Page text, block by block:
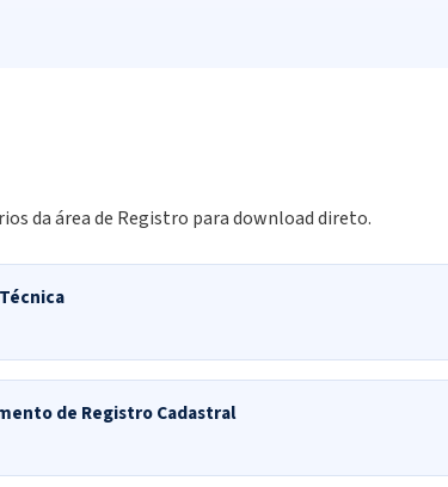
da área de Registro para download direto.
de Registro Cadastral